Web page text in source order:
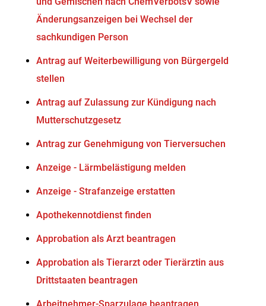
Änderungsanzeigen bei Wechsel der
sachkundigen Person
Antrag auf Weiterbewilligung von Bürgergeld
stellen
Antrag auf Zulassung zur Kündigung nach
Mutterschutzgesetz
Antrag zur Genehmigung von Tierversuchen
Anzeige - Lärmbelästigung melden
Anzeige - Strafanzeige erstatten
Apothekennotdienst finden
Approbation als Arzt beantragen
Approbation als Tierarzt oder Tierärztin aus
Drittstaaten beantragen